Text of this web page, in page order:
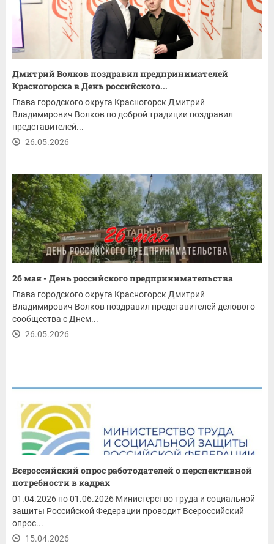
Дмитрий Волков поздравил предпринимателей
Красногорска в День российского...
Глава городского округа Красногорск Дмитрий
Владимирович Волков по доброй традиции поздравил
представителей...
26.05.2026
26 мая - День российского предпринимательства
Глава городского округа Красногорск Дмитрий
Владимирович Волков поздравил представителей делового
сообщества с Днем...
26.05.2026
Всероссийский опрос работодателей о перспективной
потребности в кадрах
01.04.2026 по 01.06.2026 Министерство труда и социальной
защиты Российской Федерации проводит Всероссийский
опрос...
15.04.2026